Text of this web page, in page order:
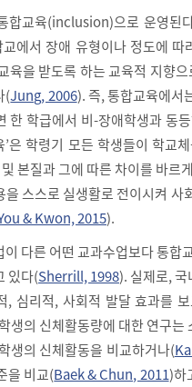
합교육(inclusion)으로 운영된
에서 장애 유형이나 정도에
육을 받도록 하는 교육적 지향
(Jung, 2006). 즉, 통합교육에서
한 학급에서 비-장애학생과 동
’은 학령기 모든 학생들이 학교
본질과 그에 따른 차이를 바르
스스로 실생활로 전이시켜
& Kwon, 2015).
다른 어떤 교과수업보다 통합
있다(Sherrill, 1998). 실제로,
, 심리적, 사회적 발달 효과를
생의 신체활동량에 대한 연구
생의 신체활동을 비교하거나(
을 비교(Baek & Chun, 2011)하